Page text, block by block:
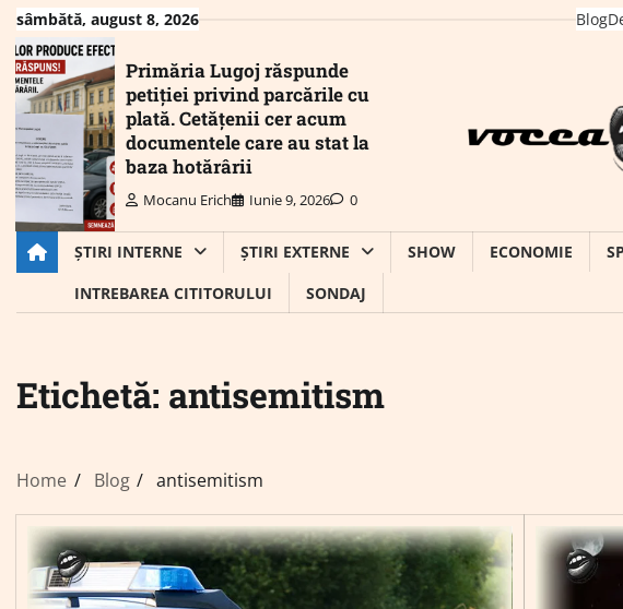
Skip
content
sâmbătă, august 8, 2026 Blog
Primăria Lugoj răspunde
petiției privind parcările cu
plată. Cetățenii cer acum
documentele care au stat la
baza hotărârii
Mocanu Erich Iunie 9, 2026 0
ȘTIRI INTERNE ȘTIRI EXTERNE SHOW ECONOMIE
INTREBAREA CITITORULUI
SONDAJ
Etichetă: antisemitism
Home Blog antisemitism